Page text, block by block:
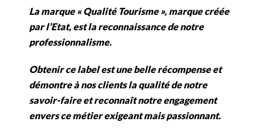
La marque « Qualité Tourisme », marque créée
par l’Etat, est la reconnaissance de notre
professionnalisme.
Obtenir ce label est une belle récompense et
démontre à nos clients la qualité de notre
savoir-faire et reconnaît notre engagement
envers ce métier exigeant mais passionnant.